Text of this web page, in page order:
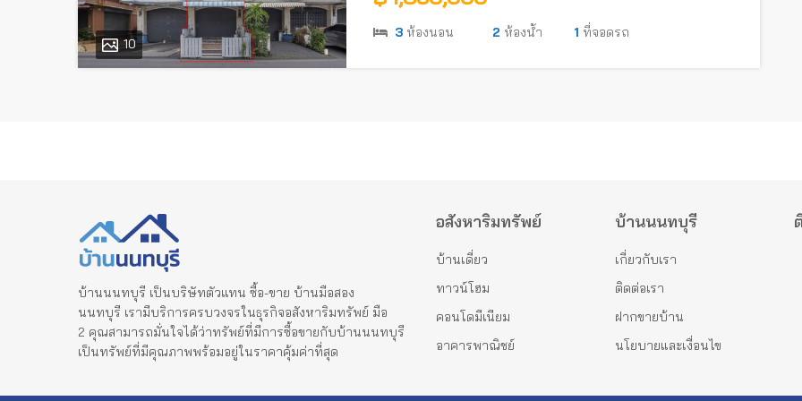
10
3 ห้องนอน 2 ห้องน้ำ 1 ที่จอดรถ
บ้านนนทบุรี เป็นบริษัทตัวแทน ซื้อ-ขาย บ้านมือสอง
นนทบุรี เรามีบริการครบวงจรในธุรกิจอสังหาริมทรัพย์ มือ
2 คุณสามารถมั่นใจได้ว่าทรัพย์ที่มีการซื้อขายกับบ้านนนทบุรี
เป็นทรัพย์ที่มีคุณภาพพร้อมอยู่ในราคาคุ้มค่าที่สุด
อสังหาริมทรัพย์
บ้านเดี่ยว
ทาวน์โฮม
คอนโดมีเนียม
อาคารพาณิชย์
บ้านนนทบุรี
เกี่ยวกับเรา
ติดต่อเรา
ฝากขายบ้าน
นโยบายและเงื่อนไข